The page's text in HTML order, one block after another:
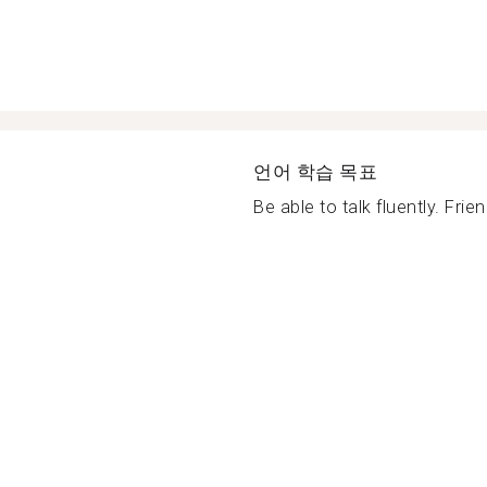
언어 학습 목표
Be able to talk fluently.